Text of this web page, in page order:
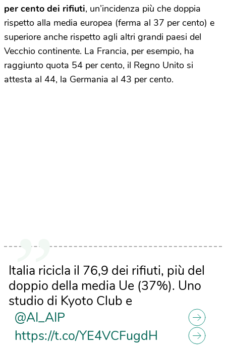
per cento dei rifiuti, un’incidenza più che doppia
rispetto alla media europea (ferma al 37 per cento) e
superiore anche rispetto agli altri grandi paesi del
Vecchio continente. La Francia, per esempio, ha
raggiunto quota 54 per cento, il Regno Unito si
attesta al 44, la Germania al 43 per cento.
Italia ricicla il 76,9 dei rifiuti, più del
doppio della media Ue (37%). Uno
studio di Kyoto Club e
@AI_AIP
https://t.co/YE4VCFugdH